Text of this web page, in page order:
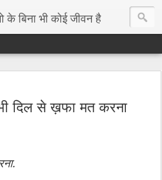
के बिना भी कोई जीवन है
दिल से ख़फा मत करना